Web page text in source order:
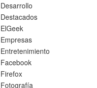
Desarrollo
Destacados
ElGeek
Empresas
Entretenimiento
Facebook
Firefox
Fotografía